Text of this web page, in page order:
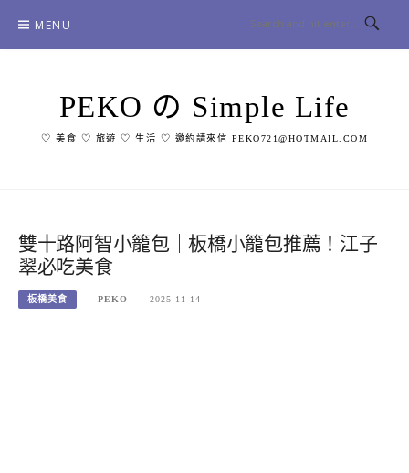
content
MENU
PEKO の Simple Life
♡ 美食 ♡ 旅遊 ♡ 生活 ♡ 邀約請來信 PEKO721@HOTMAIL.COM
雙十路阿智小籠包｜板橋小籠包推薦！江子
翠必吃美食
板橋美食 PEKO 2025-11-14